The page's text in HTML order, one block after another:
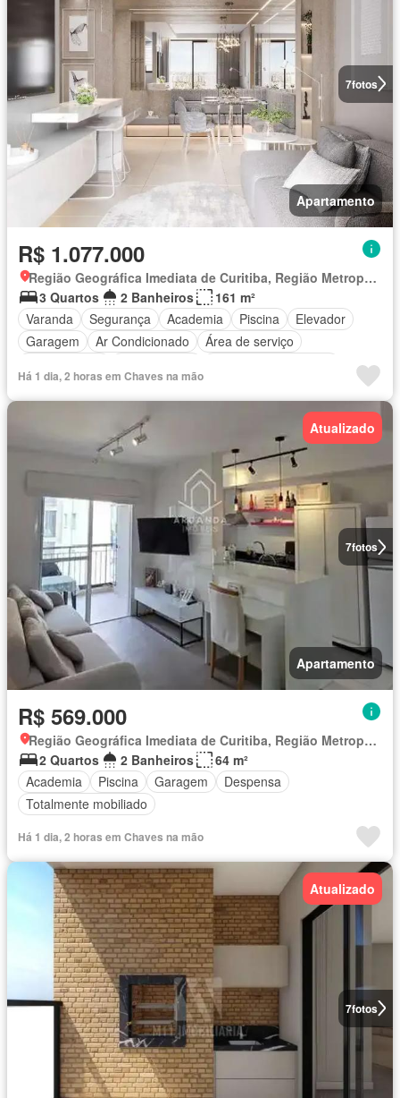
7fotos
Apartamento
R$ 1.077.000
Região Geográfica Imediata de Curitiba, Região Metropolitana de Curitiba
3 Quartos
2 Banheiros
161 m²
Varanda
Segurança Academia Piscina
Elevador
Garagem
Ar Condicionado
Área de serviço
Há 1 dia, 2 horas em Chaves na mão
7fotos
Atualizado
Apartamento
R$ 569.000
Região Geográfica Imediata de Curitiba, Região Metropolitana de Curitiba
2 Quartos
2 Banheiros
64 m²
Academia
Piscina Garagem
Despensa
Totalmente mobiliado
Há 1 dia, 2 horas em Chaves na mão
7fotos
Atualizado